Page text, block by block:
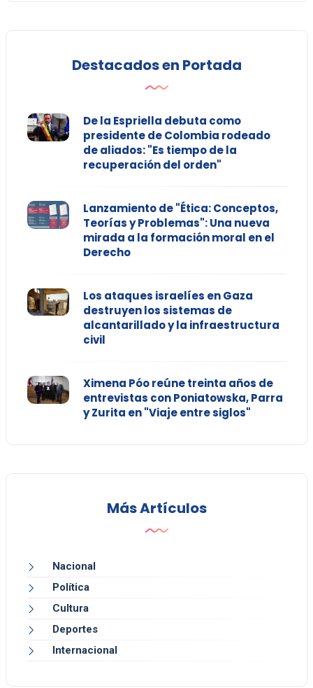
Destacados en Portada
De la Espriella debuta como
presidente de Colombia rodeado
de aliados: "Es tiempo de la
recuperación del orden"
Lanzamiento de "Ética: Conceptos,
Teorías y Problemas": Una nueva
mirada a la formación moral en el
Derecho
Los ataques israelíes en Gaza
destruyen los sistemas de
alcantarillado y la infraestructura
civil
Ximena Póo reúne treinta años de
entrevistas con Poniatowska, Parra
y Zurita en "Viaje entre siglos"
Más Artículos
Nacional
Política
Cultura
Deportes
Internacional